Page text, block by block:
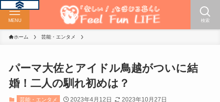
検索
MENU
ホーム 芸能・エンタメ
パーマ大佐とアイドル鳥越がついに結
婚！二人の馴れ初めは？
芸能・エンタメ 2023年4月12日 2023年10月27日